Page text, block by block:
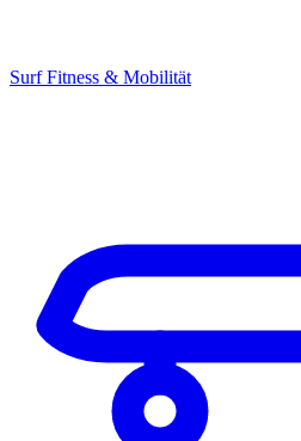
Surf Fitness & Mobilität